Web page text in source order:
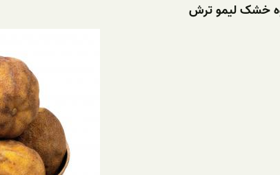
خشک لیمو ترش